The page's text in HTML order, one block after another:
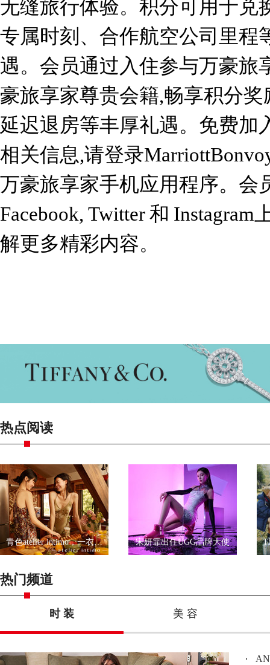
无缝旅行体验。积分可用于兑
专属时刻、合作航空公司里程
遇。会员通过入住参与万豪旅
豪旅享家尊贵会籍,畅享积分
延迟退房等丰厚礼遇。免费加
相关信息,请登录
万豪旅享家手机应用程序。会
Facebook, Twitter 和
解更多精彩内容。
热点阅读
青色atelier intimo，一衣一带尽显优雅 宋妍霏出任UGG品牌大使
热门频道
时 装 美 容